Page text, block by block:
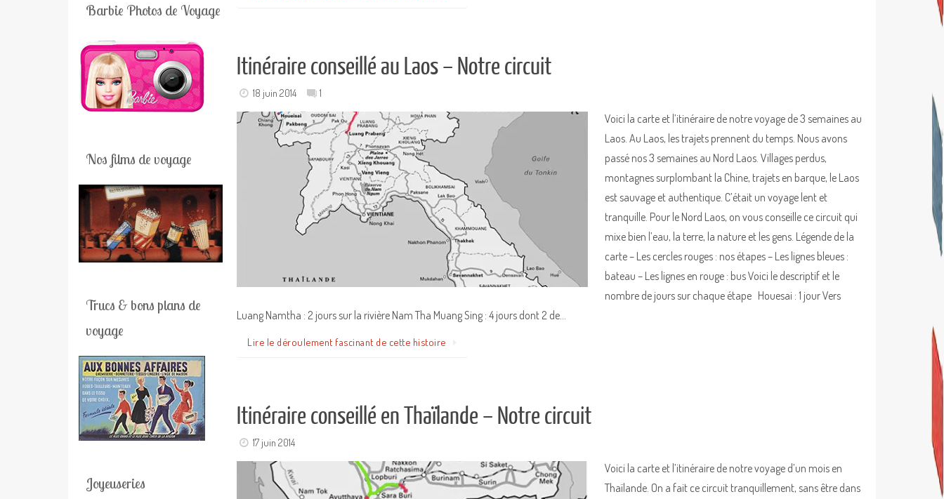
Itinéraire conseillé au Laos – Notre circuit
18 juin 2014 1
Voici la carte et l’itinéraire de notre voyage de 3 semaines au
Laos. Au Laos, les trajets prennent du temps. Nous avons
passé nos 3 semaines au Nord Laos. Villages perdus,
montagnes surplombant la Chine, trajets en barque, le Laos
est sauvage et authentique. C’était un voyage lent et
tranquille. Pour le Nord Laos, on vous conseille ce circuit qui
mixe bien l’eau, la terre, la nature et les gens. Légende de la
carte – Les cercles rouges : nos étapes – Les lignes bleues :
bateau – Les lignes en rouge : bus Voici le descriptif et le
nombre de jours sur chaque étape Houesai : 1 jour Vers
Luang Namtha : 2 jours sur la rivière Nam Tha Muang Sing : 4 jours dont 2 de…
Lire le déroulement fascinant de cette histoire
Itinéraire conseillé en Thaïlande – Notre circuit
17 juin 2014
Voici la carte et l’itinéraire de notre voyage d’un mois en
Thaïlande. On a fait ce circuit tranquillement, sans être dans
Barbie Photos de Voyage
Nos films de voyage
Trucs & bons plans de
voyage
Joyeuseries